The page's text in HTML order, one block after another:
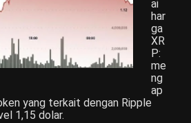
ai
har
ga
XR
P:
me
ng
ap
yang terkait dengan Ripple
1,15 dolar.